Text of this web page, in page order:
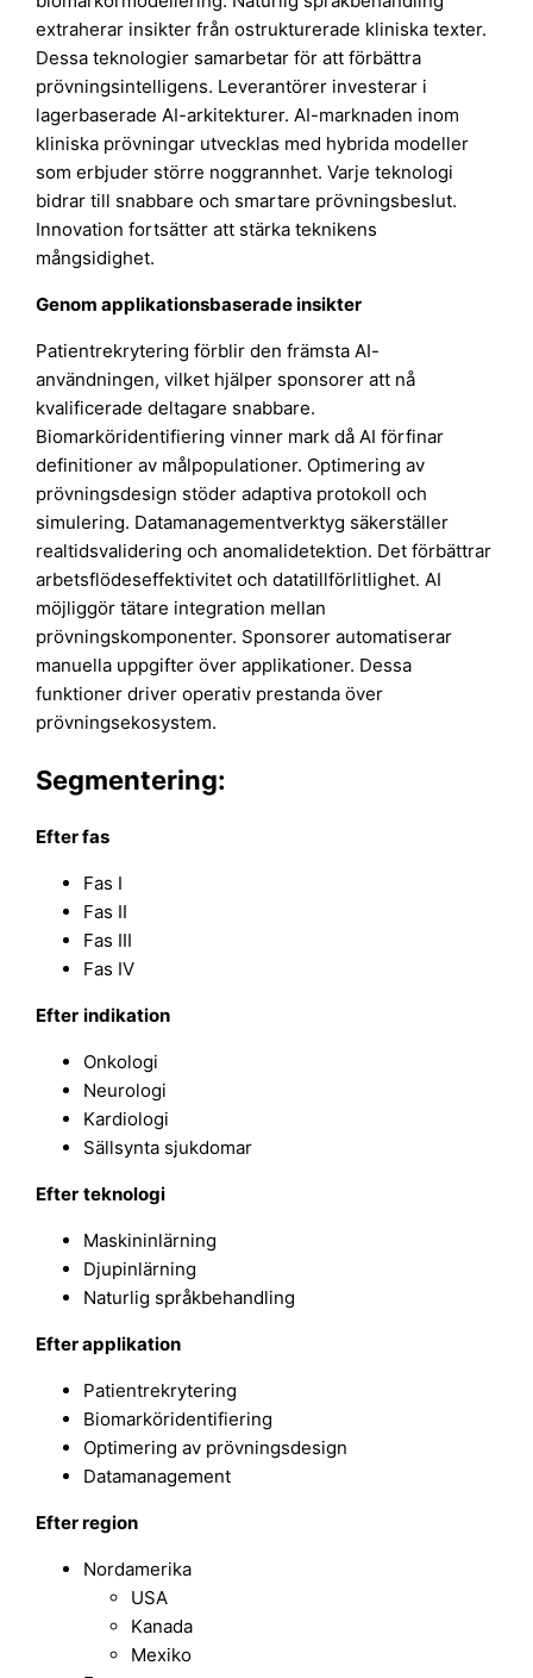
extraherar insikter från ostrukturerade kliniska texter.
Dessa teknologier samarbetar för att förbättra
prövningsintelligens. Leverantörer investerar i
lagerbaserade AI-arkitekturer. AI-marknaden inom
kliniska prövningar utvecklas med hybrida modeller
som erbjuder större noggrannhet. Varje teknologi
bidrar till snabbare och smartare prövningsbeslut.
Innovation fortsätter att stärka teknikens
mångsidighet.
Genom applikationsbaserade insikter
Patientrekrytering förblir den främsta AI-
användningen, vilket hjälper sponsorer att nå
kvalificerade deltagare snabbare.
Biomarköridentifiering vinner mark då AI förfinar
definitioner av målpopulationer. Optimering av
prövningsdesign stöder adaptiva protokoll och
simulering. Datamanagementverktyg säkerställer
realtidsvalidering och anomalidetektion. Det förbättrar
arbetsflödeseffektivitet och datatillförlitlighet. AI
möjliggör tätare integration mellan
prövningskomponenter. Sponsorer automatiserar
manuella uppgifter över applikationer. Dessa
funktioner driver operativ prestanda över
prövningsekosystem.
Segmentering:
Efter fas
Fas I
Fas II
Fas III
Fas IV
Efter indikation
Onkologi
Neurologi
Kardiologi
Sällsynta sjukdomar
Efter teknologi
Maskininlärning
Djupinlärning
Naturlig språkbehandling
Efter applikation
Patientrekrytering
Biomarköridentifiering
Optimering av prövningsdesign
Datamanagement
Efter region
Nordamerika
USA
Kanada
Mexiko